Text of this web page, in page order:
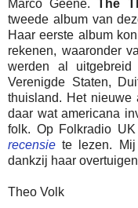
Marco Geene.The
tweede album van
Haar eerste album
rekenen, waaronder
werden al
Verenigde Staten,
thuisland. Het nieuwe
daar wat americana
folk. Op Folkradio
recensie te lezen.
dankzij haar
Theo Volk